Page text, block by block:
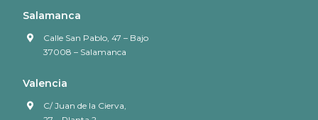
Salamanca
Calle San Pablo, 47 – Bajo
37008 – Salamanca
Valencia
C/ Juan de la Cierva,